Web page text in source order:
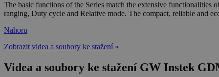
The basic functions of the Series match the extensive
ranging, Duty cycle and Relative mode. The compact, reliable and
Nahoru
Zobrazit videa a soubory ke stažení »
Videa a soubory ke stažení GW Instek